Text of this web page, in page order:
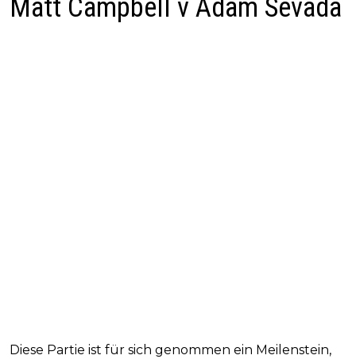
Matt Campbell v Adam Sevada
Diese Partie ist für sich genommen ein Meilenstein,